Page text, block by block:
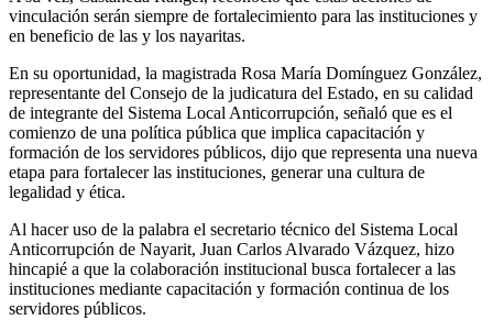
vinculación serán siempre de fortalecimiento para las instituciones y
en beneficio de las y los nayaritas.
En su oportunidad, la magistrada Rosa María Domínguez González,
representante del Consejo de la judicatura del Estado, en su calidad
de integrante del Sistema Local Anticorrupción, señaló que es el
comienzo de una política pública que implica capacitación y
formación de los servidores públicos, dijo que representa una nueva
etapa para fortalecer las instituciones, generar una cultura de
legalidad y ética.
Al hacer uso de la palabra el secretario técnico del Sistema Local
Anticorrupción de Nayarit, Juan Carlos Alvarado Vázquez, hizo
hincapié a que la colaboración institucional busca fortalecer a las
instituciones mediante capacitación y formación continua de los
servidores públicos.